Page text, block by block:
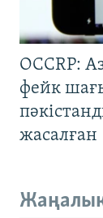
OCCRP:
фейк
жасалған